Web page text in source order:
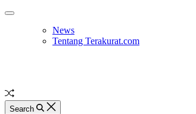
Skip
Off
News
Tentang Terakurat.com
Random
Article
Search